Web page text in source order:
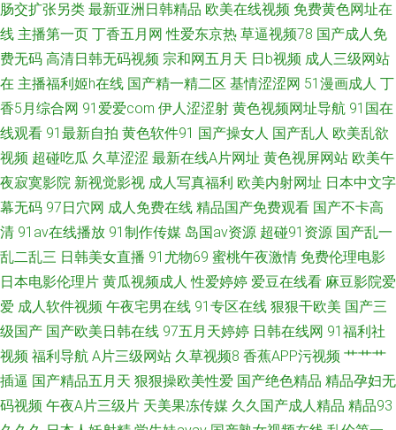
体验区 91黑料吧 91精品在线视频观看视频 91性福利导航 91在线青青草
99re自拍 大香蕉八区 日韩无码无卡 91爱豆传媒资源在线观看 久操久热在线
资源 95看片淫黄大片 91在线播放专区 欧美一级性生活 精品二区 91最新国
品超碰久久 国产网站久久 精品在线视频2 麻豆传媒探花91特制 欧美日韩国
产成人 亚洲欧美Sss 91超碰人人澡人人妻 91视频手机最新网址 97自拍97在
线视频 www黄色 大香蕉92 国产TS伪娘 黑丝无码av网 日韩欧美成人网站在
线 探花黑丝啪 性生活理論永久免費 中文Av电影院
肠交扩张另类 最新亚洲日韩精品 欧美在线视频 免费黄色网址在
线 主播第一页 丁香五月网 性爱东京热 草逼视频78 国产成人免
费无码 高清日韩无码视频 宗和网五月天 日b视频 成人三级网站
在 主播福利姬h在线 国产精一精二区 基情涩涩网 51漫画成人 丁
香5月综合网 91爱爱com 伊人涩涩射 黄色视频网址导航 91国在
线观看 91最新自拍 黄色软件91 国产操女人 国产乱人 欧美乱欲
视频 超碰吃瓜 久草涩涩 最新在线A片网址 黄色视屏网站 欧美午
夜寂寞影院 新视觉影视 成人写真福利 欧美内射网址 日本中文字
幕无码 97日穴网 成人免费在线 精品国产免费观看 国产不卡高
清 91av在线播放 91制作传媒 岛国av资源 超碰91资源 国产乱一
乱二乱三 日韩美女直播 91尤物69 蜜桃午夜激情 免费伦理电影
日本电影伦理片 黄瓜视频成人 性爱婷婷 爱豆在线看 麻豆影院爱
爱 成人软件视频 午夜宅男在线 91专区在线 狠狠干欧美 国产三
级国产 国产欧美日韩在线 97五月天婷婷 日韩在线网 91福利社
视频 福利导航 A片三级网站 久草视频8 香蕉APP污视频 艹艹艹
插逼 国产精品五月天 狠狠操欧美性爱 国产绝色精品 精品孕妇无
码视频 午夜A片三级片 天美果冻传媒 久久国产成人精品 精品93